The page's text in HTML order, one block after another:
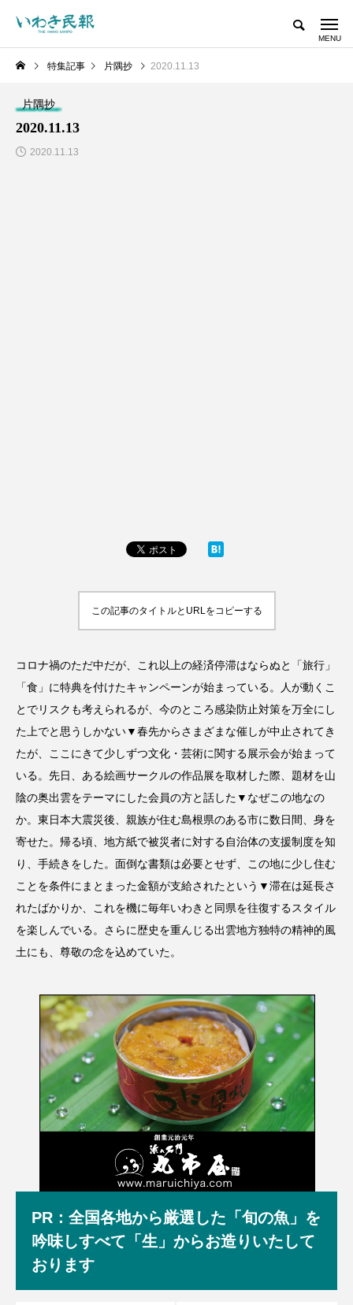
特集記事 片隅抄 2020.11.13
片隅抄
2020.11.13
2020.11.13
この記事のタイトルとURLをコピーする
コロナ禍のただ中だが、これ以上の経済停滞はならぬと「旅行」
「食」に特典を付けたキャンペーンが始まっている。人が動くこ
とでリスクも考えられるが、今のところ感染防止対策を万全にし
た上でと思うしかない▼春先からさまざまな催しが中止されてき
たが、ここにきて少しずつ文化・芸術に関する展示会が始まって
いる。先日、ある絵画サークルの作品展を取材した際、題材を山
陰の奥出雲をテーマにした会員の方と話した▼なぜこの地なの
か。東日本大震災後、親族が住む島根県のある市に数日間、身を
寄せた。帰る頃、地方紙で被災者に対する自治体の支援制度を知
り、手続きをした。面倒な書類は必要とせず、この地に少し住む
ことを条件にまとまった金額が支給されたという▼滞在は延長さ
れたばかりか、これを機に毎年いわきと同県を往復するスタイル
を楽しんでいる。さらに歴史を重んじる出雲地方独特の精神的風
土にも、尊敬の念を込めていた。
PR：全国各地から厳選した「旬の魚」を
吟味しすべて「生」からお造りいたして
おります